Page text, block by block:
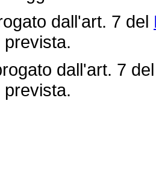
dall'art. 7 del
dall'art. 7